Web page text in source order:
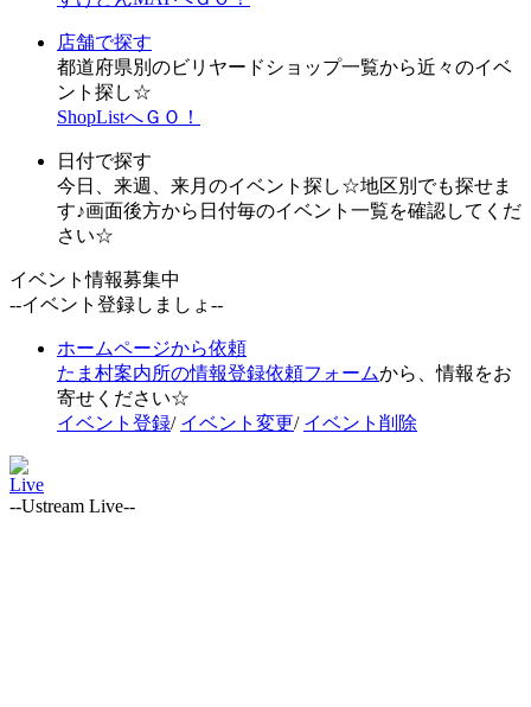
店舗で探す
都道府県別のビリヤードショップ一覧から近々のイベ
ント探し☆
ShopListへＧＯ！
日付で探す
今日、来週、来月のイベント探し☆地区別でも探せま
す♪画面後方から日付毎のイベント一覧を確認してくだ
さい☆
イベント情報募集中
--イベント登録しましょ--
ホームページから依頼
たま村案内所の情報登録依頼フォームから、情報をお
寄せください☆
イベント登録/ イベント変更/ イベント削除
Live
--Ustream Live--